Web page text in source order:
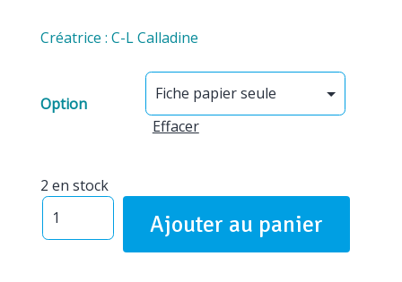
Créatrice : C-L Calladine
Option
Effacer
2 en stock
quantité
de
Ajouter au panier